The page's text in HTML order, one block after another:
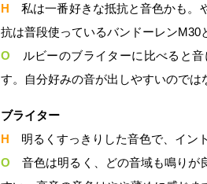
H私は一番好きな抵抗と音色かも。
抗は普段使っているバンドーレンM30
O
ルビーのブライターに比べると
す。自分好みの音が出しやすいのでは
ブライター
H 明るくすっきりした音色で、イン
O音色は明るく、どの音域も鳴りが